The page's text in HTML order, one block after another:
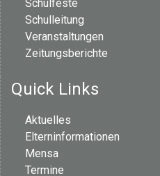
Schulfeste
Schulleitung
Veranstaltungen
Zeitungsberichte
Quick Links
Aktuelles
Elterninformationen
Mensa
Termine